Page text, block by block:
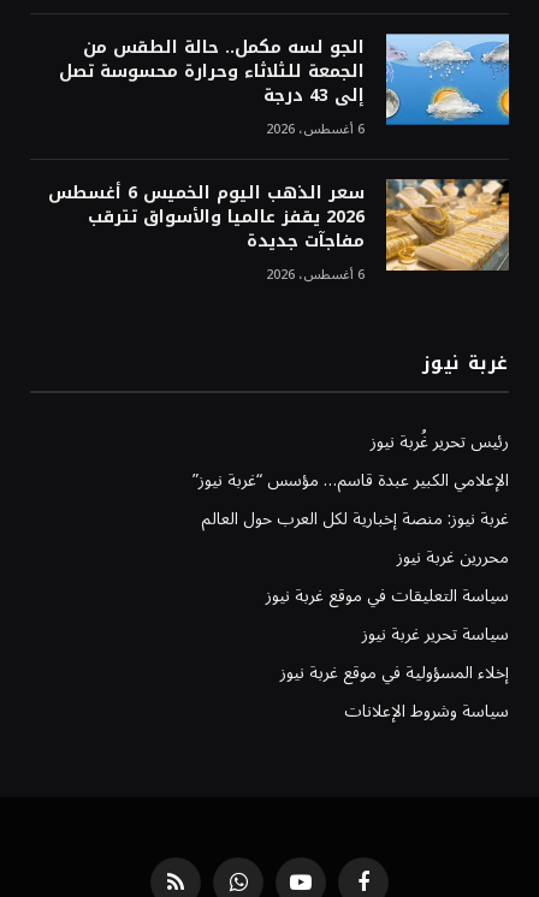
الجو لسه مكمل.. حالة الطقس من
الجمعة للثلاثاء وحرارة محسوسة تصل
إلى 43 درجة
6 أغسطس، 2026
سعر الذهب اليوم الخميس 6 أغسطس
2026 يقفز عالميا والأسواق تترقب
مفاجآت جديدة
6 أغسطس، 2026
غربة نيوز
رئيس تحرير غُربة نيوز
الإعلامي الكبير عبدة قاسم… مؤسس “غربة نيوز”
غربة نيوز: منصة إخبارية لكل العرب حول العالم
محررين غربة نيوز
سياسة التعليقات في موقع غربة نيوز
سياسة تحرير غربة نيوز
إخلاء المسؤولية في موقع غربة نيوز
سياسة وشروط الإعلانات